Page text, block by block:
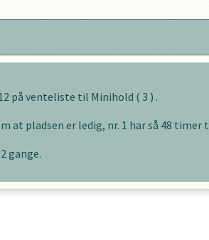
på venteliste til Minihold ( 3 ) .
at pladsen er ledig, nr. 1 har så 48 timer
2gange.